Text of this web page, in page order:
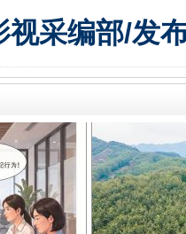
视采编部/发